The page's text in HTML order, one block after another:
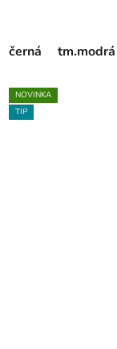
černá tm.modrá
NOVINKA
TIP